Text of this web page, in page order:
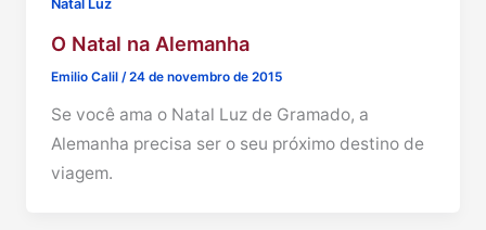
Natal Luz
O Natal na Alemanha
Emilio Calil/24 de novembro de 2015
Se você ama o Natal Luz de Gramado, a
Alemanha precisa ser o seu próximo destino de
viagem.